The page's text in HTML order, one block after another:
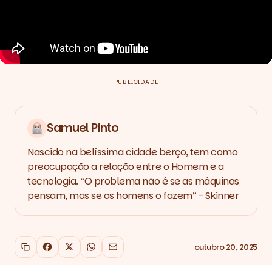
PUBLICIDADE
Samuel Pinto
Nascido na belíssima cidade berço, tem como
preocupação a relação entre o Homem e a
tecnologia. “O problema não é se as máquinas
pensam, mas se os homens o fazem” - Skinner
Copiar link
Facebook
X WhatsApp
Email outubro 20, 2025